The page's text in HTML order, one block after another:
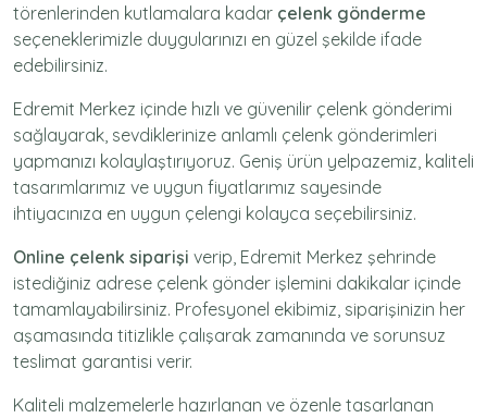
törenlerinden kutlamalara kadar çelenk gönderme
seçeneklerimizle duygularınızı en güzel şekilde ifade
edebilirsiniz.
Edremit Merkez içinde hızlı ve güvenilir çelenk gönderimi
sağlayarak, sevdiklerinize anlamlı çelenk gönderimleri
yapmanızı kolaylaştırıyoruz. Geniş ürün yelpazemiz, kaliteli
tasarımlarımız ve uygun fiyatlarımız sayesinde
ihtiyacınıza en uygun çelengi kolayca seçebilirsiniz.
Online çelenk siparişi verip, Edremit Merkez şehrinde
istediğiniz adrese çelenk gönder işlemini dakikalar içinde
tamamlayabilirsiniz. Profesyonel ekibimiz, siparişinizin her
aşamasında titizlikle çalışarak zamanında ve sorunsuz
teslimat garantisi verir.
Kaliteli malzemelerle hazırlanan ve özenle tasarlanan